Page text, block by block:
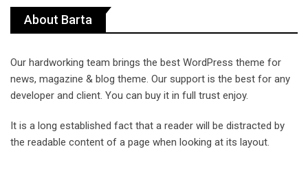
About Barta
Our hardworking team brings the best WordPress theme for
news, magazine & blog theme. Our support is the best for any
developer and client. You can buy it in full trust enjoy.
It is a long established fact that a reader will be distracted by
the readable content of a page when looking at its layout.